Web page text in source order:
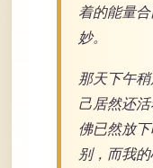
着的能量
妙。
那天下午
己居然还
佛已然放
别，而我